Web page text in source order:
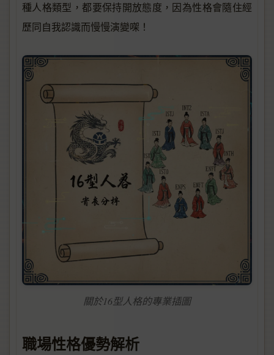
種人格類型，都要保持開放態度，因為性格會隨住經
歷同自我認識而慢慢演變㗎！
關於16型人格的專業插圖
職場性格優勢解析